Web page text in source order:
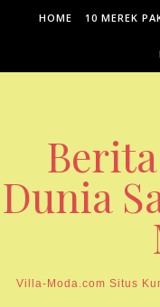
Skip to content
HOME 10 MEREK
Dunia
Villa-Moda.com Situs